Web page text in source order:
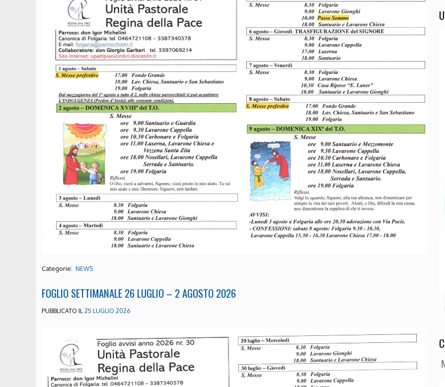
Categorie: NEWS
FOGLIO SETTIMANALE 26 LUGLIO – 2 AGOSTO 2026
PUBBLICATO IL25 LUGLIO 2026